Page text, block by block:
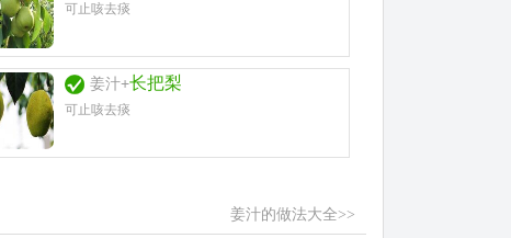
可止咳去痰
姜汁+长把梨
可止咳去痰
姜汁的做法大全>>